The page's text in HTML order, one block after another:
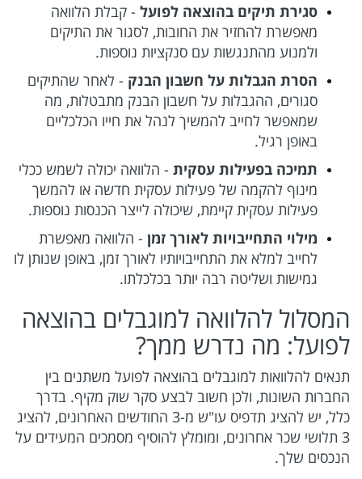
סגירת תיקים בהוצאה לפועל - קבלת הלוואה
מאפשרת להחזיר את החובות, לסגור את התיקים
ולמנוע מהתנגשות עם סנקציות נוספות.
הסרת הגבלות על חשבון הבנק - לאחר שהתיקים
סגורים, ההגבלות על חשבון הבנק מתבטלות, מה
שמאפשר לחייב להמשיך לנהל את חייו הכלכליים
באופן רגיל.
תמיכה בפעילות עסקית - הלוואה יכולה לשמש ככלי
מינוף להקמה של פעילות עסקית חדשה או להמשך
פעילות עסקית קיימת, שיכולה לייצר הכנסות נוספות.
מילוי התחייבויות לאורך זמן - הלוואה מאפשרת
לחייב למלא את התחייבויותיו לאורך זמן, באופן שנותן לו
גמישות ושליטה רבה יותר בכלכלתו.
המסלול להלוואה למוגבלים בהוצאה
לפועל: מה נדרש ממך?
תנאים להלוואות למוגבלים בהוצאה לפועל משתנים בין
החברות השונות, ולכן חשוב לבצע סקר שוק מקיף. בדרך
כלל, יש להציג תדפיס עו"ש מ-3 החודשים האחרונים, להציג
3 תלושי שכר אחרונים, ומומלץ להוסיף מסמכים המעידים על
הנכסים שלך.